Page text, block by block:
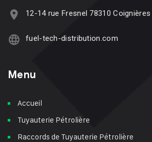
12-14 rue Fresnel 78310 Coignières
fuel-tech-distribution.com
Menu
Accueil
Tuyauterie Pétrolière
Raccords de Tuyauterie Pétrolière